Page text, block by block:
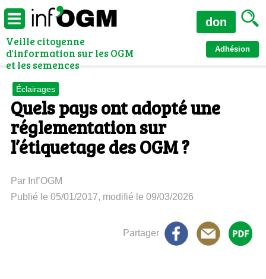
Veille citoyenne
d'information sur les OGM
et les semences
Adhésion
don
Éclairages
Quels pays ont adopté une
réglementation sur
l’étiquetage des OGM ?
Par Inf’OGM
Publié le 05/01/2017, modifié le 09/03/2026
Partager